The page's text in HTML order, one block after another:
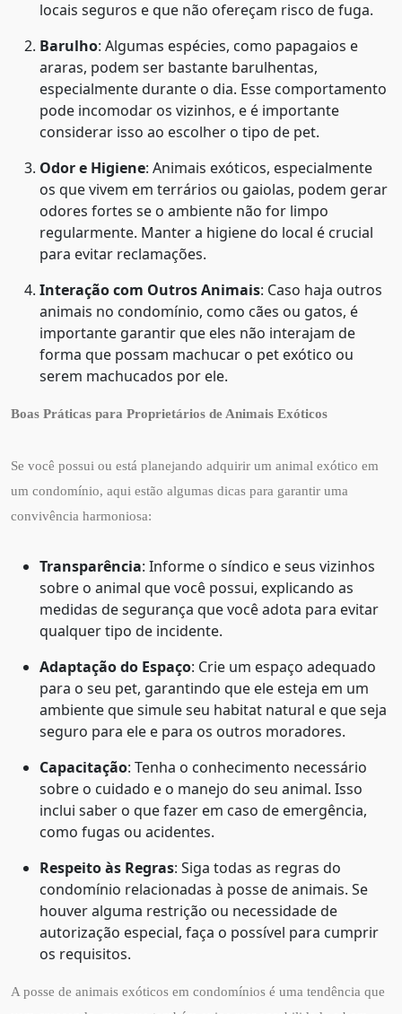
locais seguros e que não ofereçam risco de fuga.
Barulho: Algumas espécies, como papagaios e
araras, podem ser bastante barulhentas,
especialmente durante o dia. Esse comportamento
pode incomodar os vizinhos, e é importante
considerar isso ao escolher o tipo de pet.
Odor e Higiene: Animais exóticos, especialmente
os que vivem em terrários ou gaiolas, podem gerar
odores fortes se o ambiente não for limpo
regularmente. Manter a higiene do local é crucial
para evitar reclamações.
Interação com Outros Animais: Caso haja outros
animais no condomínio, como cães ou gatos, é
importante garantir que eles não interajam de
forma que possam machucar o pet exótico ou
serem machucados por ele.
Boas Práticas para Proprietários de Animais Exóticos
Se você possui ou está planejando adquirir um animal exótico em
um condomínio, aqui estão algumas dicas para garantir uma
convivência harmoniosa:
Transparência: Informe o síndico e seus vizinhos
sobre o animal que você possui, explicando as
medidas de segurança que você adota para evitar
qualquer tipo de incidente.
Adaptação do Espaço: Crie um espaço adequado
para o seu pet, garantindo que ele esteja em um
ambiente que simule seu habitat natural e que seja
seguro para ele e para os outros moradores.
Capacitação: Tenha o conhecimento necessário
sobre o cuidado e o manejo do seu animal. Isso
inclui saber o que fazer em caso de emergência,
como fugas ou acidentes.
Respeito às Regras: Siga todas as regras do
condomínio relacionadas à posse de animais. Se
houver alguma restrição ou necessidade de
autorização especial, faça o possível para cumprir
os requisitos.
A posse de animais exóticos em condomínios é uma tendência que